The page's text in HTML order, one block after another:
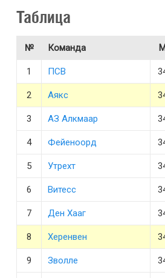
Таблица
№ Команда М
1 ПСВ
2 Аякс
3 АЗ Алкмаар
4 Фейеноорд
5 Утрехт
6 Витесс
7 Ден Хааг
8 Херенвен
9 Зволле